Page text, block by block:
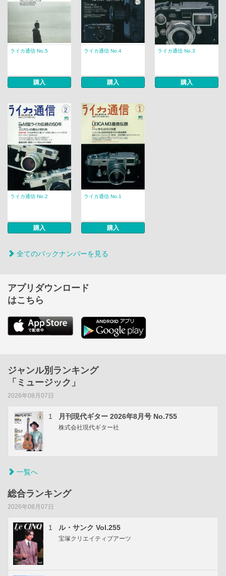
ライカ通信 No.5
購入
ライカ通信 No.4
購入
ライカ通信 No.3
購入
ライカ通信 No.2
購入
ライカ通信 No.1
購入
全てのバックナンバーを見る
アプリダウンロード
はこちら
ジャンル別ランキング
「ミュージック」
2026年08月07日
1 月刊現代ギター 2026年8月号 No.755
株式会社現代ギター社
一覧へ
総合ランキング
2026年08月07日
1 ル・サンク Vol.255
宝塚クリエイティブアーツ